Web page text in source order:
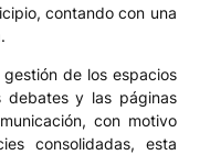
contando con una
de los espacios
debates y las páginas
con motivo
consolidadas, esta